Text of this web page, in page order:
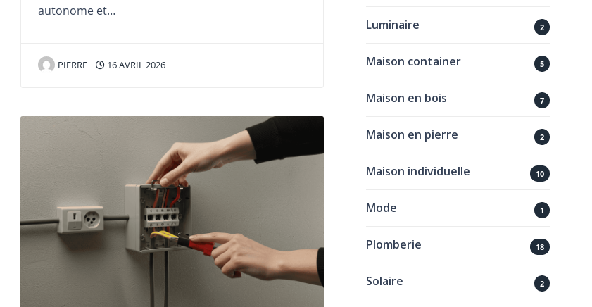
autonome et…
PIERRE 16 AVRIL 2026
Luminaire 2
Maison container 5
Maison en bois 7
Maison en pierre 2
Maison individuelle 10
Mode 1
Plomberie 18
Solaire 2